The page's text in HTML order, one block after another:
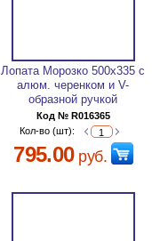
Лопата Морозко 500х335 с
алюм. черенком и V-
образной ручкой
Код № R016365
Кол-во (шт):
795.00руб.